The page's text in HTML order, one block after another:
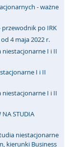
- ważne
po IRK
4 maja 2022 r.
niestacjonarne I i II
I i II
niestacjonarne I i II
NA STUDIA
niestacjonarne
kierunki Business